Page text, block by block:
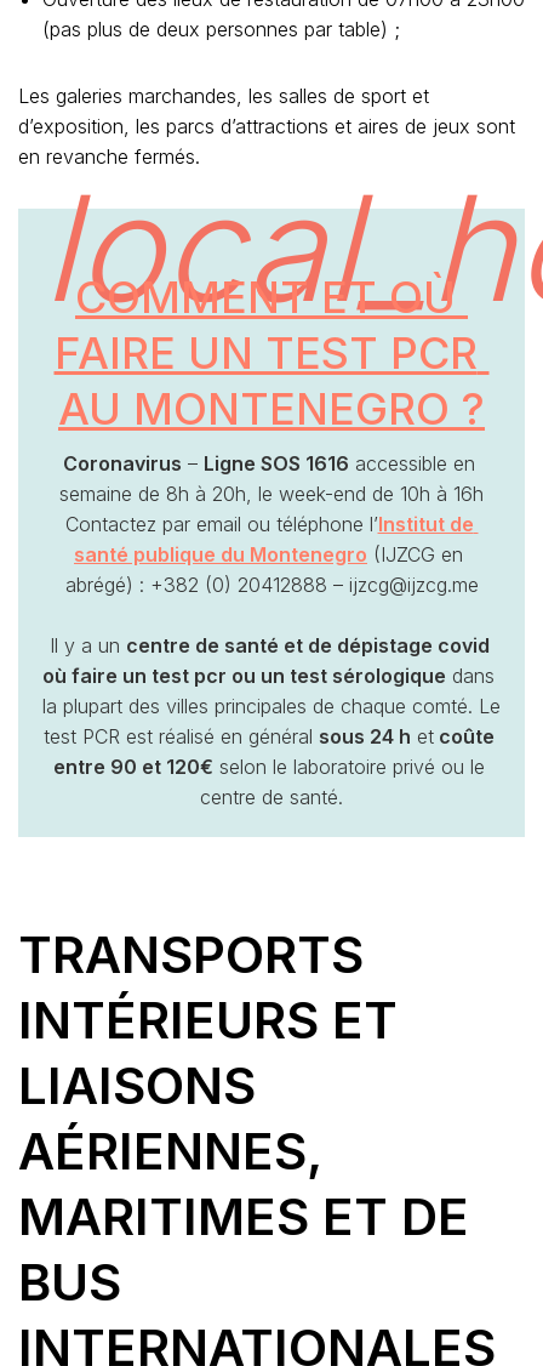
(pas plus de deux personnes par table) ;
Les galeries marchandes, les salles de sport et
d’exposition, les parcs d’attractions et aires de jeux sont
en revanche fermés.
COMMENT ET OÙ
FAIRE UN TEST PCR
AU MONTENEGRO ?
Coronavirus – Ligne SOS 1616 accessible en
semaine de 8h à 20h, le week-end de 10h à 16h
Contactez par email ou téléphone l’Institut de
santé publique du Montenegro (IJZCG en
abrégé) : +382 (0) 20412888 – ijzcg@ijzcg.me
Il y a un centre de santé et de dépistage covid
où faire un test pcr ou un test sérologique dans
la plupart des villes principales de chaque comté. Le
test PCR est réalisé en général sous 24 h et coûte
entre 90 et 120€ selon le laboratoire privé ou le
centre de santé.
TRANSPORTS
INTÉRIEURS ET
LIAISONS
AÉRIENNES,
MARITIMES ET DE
BUS
INTERNATIONALES